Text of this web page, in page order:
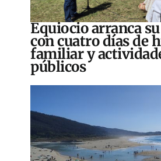
Equiocio arranca
con cuatro días de
familiar y
públicos